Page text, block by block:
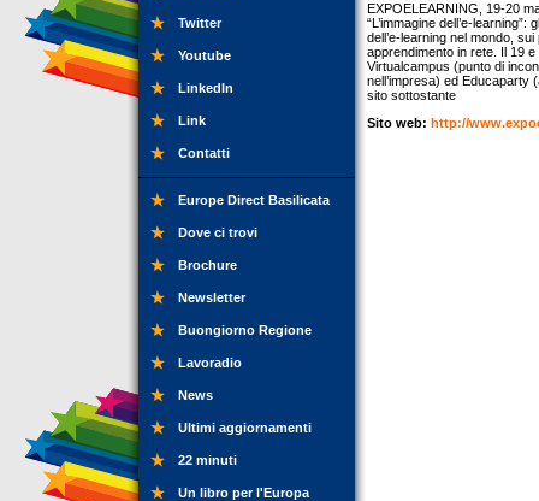
Twitter
Youtube
LinkedIn
Link
Contatti
Europe Direct Basilicata
Dove ci trovi
Brochure
Newsletter
Buongiorno Regione
Lavoradio
News
Ultimi aggiornamenti
22 minuti
Un libro per l'Europa
EXPOELEARNING, 19-20
“L’immagine dell’e-
dell’e-learning nel mondo,
apprendimento in rete. Il 19
Virtualcampus (punto di
nell’impresa) ed Educaparty
sito sottostante
Sito web: http://